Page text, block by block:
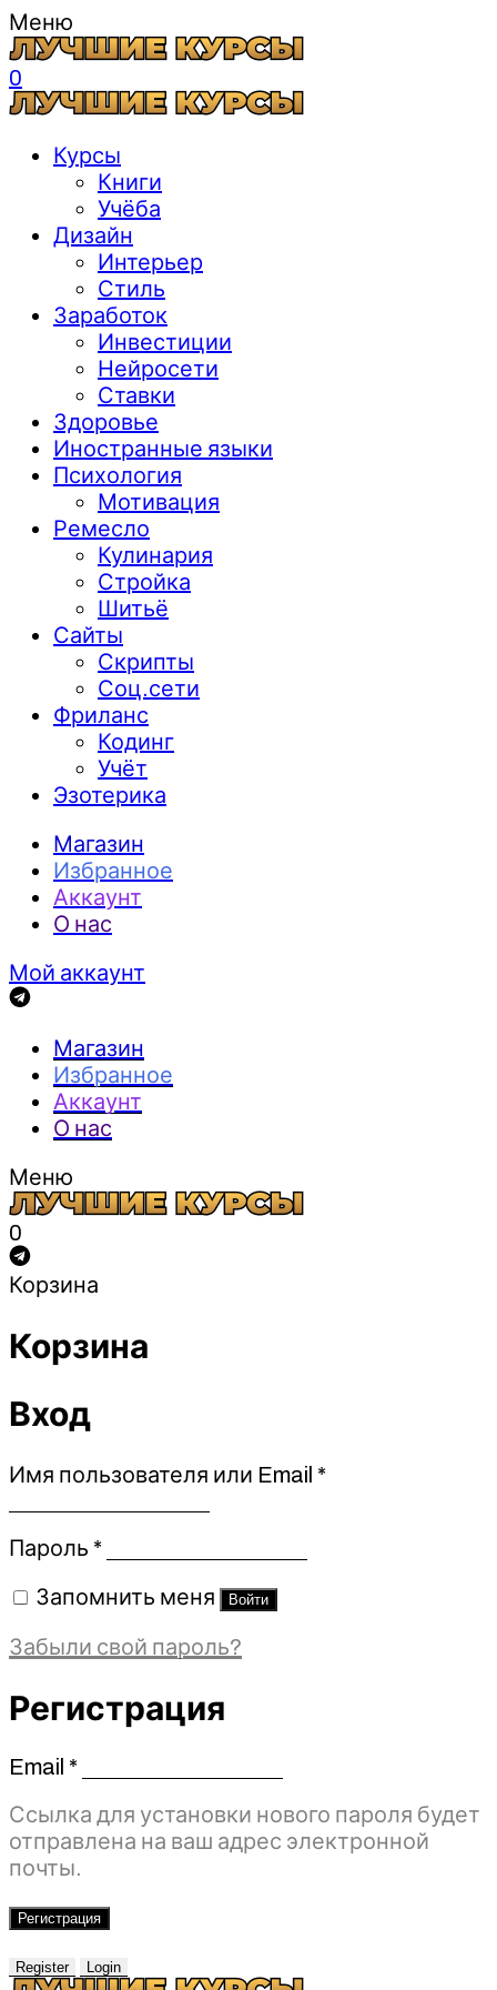
Меню
0
Курсы
Книги
Учёба
Дизайн
Интерьер
Стиль
Заработок
Инвестиции
Нейросети
Ставки
Здоровье
Иностранные языки
Психология
Мотивация
Ремесло
Кулинария
Стройка
Шитьё
Сайты
Скрипты
Соц.сети
Фриланс
Кодинг
Учёт
Эзотерика
Магазин
Избранное
Аккаунт
О нас
Мой аккаунт
Магазин
Избранное
Аккаунт
О нас
Меню
0
Корзина
Корзина
Вход
Имя пользователя или Email *Обязательно
Пароль *Обязательно
Запомнить меня Войти
Забыли свой пароль?
Регистрация
Email *Обязательно
Ссылка для установки нового пароля будет
отправлена ​​на ваш адрес электронной
почты.
Регистрация
Register Login